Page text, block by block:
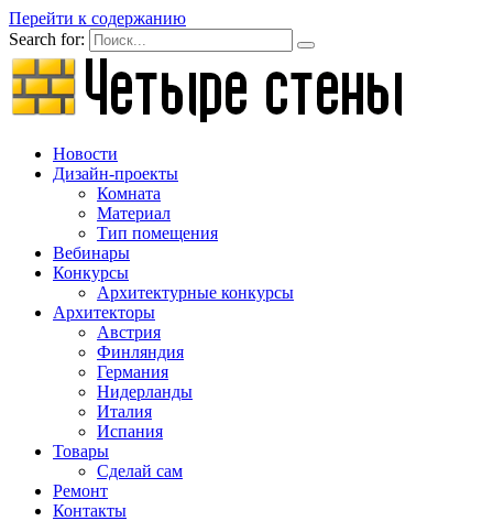
Перейти к содержанию
Search for:
Новости
Дизайн-проекты
Комната
Материал
Тип помещения
Вебинары
Конкурсы
Архитектурные конкурсы
Архитекторы
Австрия
Финляндия
Германия
Нидерланды
Италия
Испания
Товары
Сделай сам
Ремонт
Контакты